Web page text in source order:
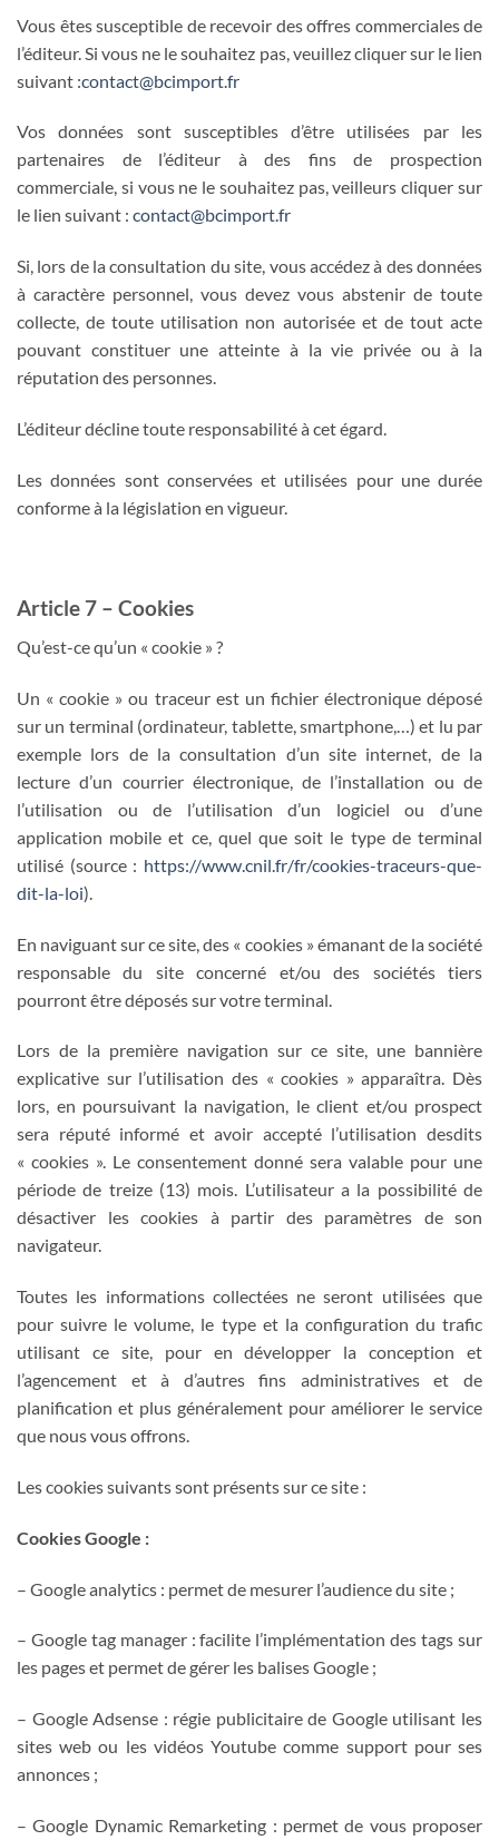
Vous êtes susceptible de recevoir des offres commerciales de
l’éditeur. Si vous ne le souhaitez pas, veuillez cliquer sur le lien
suivant :contact@bcimport.fr
Vos données sont susceptibles d’être utilisées par les
partenaires de l’éditeur à des fins de prospection
commerciale, si vous ne le souhaitez pas, veilleurs cliquer sur
le lien suivant : contact@bcimport.fr
Si, lors de la consultation du site, vous accédez à des données
à caractère personnel, vous devez vous abstenir de toute
collecte, de toute utilisation non autorisée et de tout acte
pouvant constituer une atteinte à la vie privée ou à la
réputation des personnes.
L’éditeur décline toute responsabilité à cet égard.
Les données sont conservées et utilisées pour une durée
conforme à la législation en vigueur.
Article 7 – Cookies
Qu’est-ce qu’un « cookie » ?
Un « cookie » ou traceur est un fichier électronique déposé
sur un terminal (ordinateur, tablette, smartphone,…) et lu par
exemple lors de la consultation d’un site internet, de la
lecture d’un courrier électronique, de l’installation ou de
l’utilisation ou de l’utilisation d’un logiciel ou d’une
application mobile et ce, quel que soit le type de terminal
utilisé (source : https://www.cnil.fr/fr/cookies-traceurs-que-
dit-la-loi).
En naviguant sur ce site, des « cookies » émanant de la société
responsable du site concerné et/ou des sociétés tiers
pourront être déposés sur votre terminal.
Lors de la première navigation sur ce site, une bannière
explicative sur l’utilisation des « cookies » apparaîtra. Dès
lors, en poursuivant la navigation, le client et/ou prospect
sera réputé informé et avoir accepté l’utilisation desdits
« cookies ». Le consentement donné sera valable pour une
période de treize (13) mois. L’utilisateur a la possibilité de
désactiver les cookies à partir des paramètres de son
navigateur.
Toutes les informations collectées ne seront utilisées que
pour suivre le volume, le type et la configuration du trafic
utilisant ce site, pour en développer la conception et
l’agencement et à d’autres fins administratives et de
planification et plus généralement pour améliorer le service
que nous vous offrons.
Les cookies suivants sont présents sur ce site :
Cookies Google :
– Google analytics : permet de mesurer l’audience du site ;
– Google tag manager : facilite l’implémentation des tags sur
les pages et permet de gérer les balises Google ;
– Google Adsense : régie publicitaire de Google utilisant les
sites web ou les vidéos Youtube comme support pour ses
annonces ;
– Google Dynamic Remarketing : permet de vous proposer